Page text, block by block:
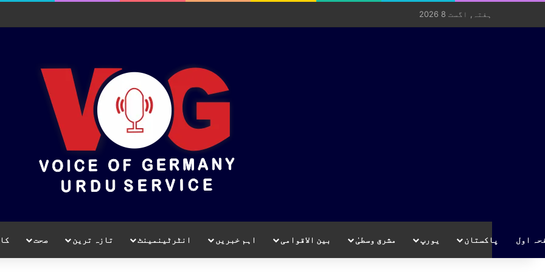
ہفتہ, اگست 8 2026
اول پاکستان یورپ مشرق وسطیٰ بین الاقوامی اہم خبریں انٹرٹینمینٹ تازہ ترین صحت